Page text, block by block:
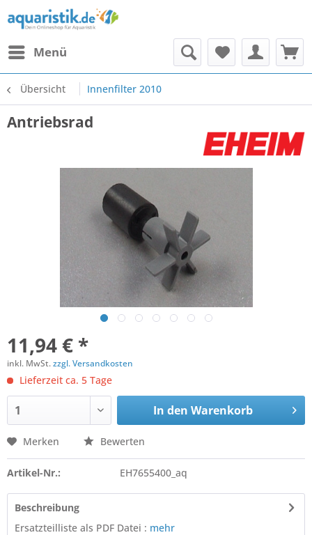
Menü
Übersicht Innenfilter 2010
Antriebsrad
11,94 € *
inkl. MwSt.zzgl. Versandkosten
Lieferzeit ca. 5 Tage
In den Warenkorb
Merken Bewerten
Artikel-Nr.: EH7655400_aq
Beschreibung
Ersatzteilliste als PDF Datei : mehr